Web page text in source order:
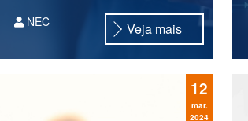
Nos últimos anos, o setor da
saúde tem direcionado um foco
NEC Veja mais
12
mar.
2024